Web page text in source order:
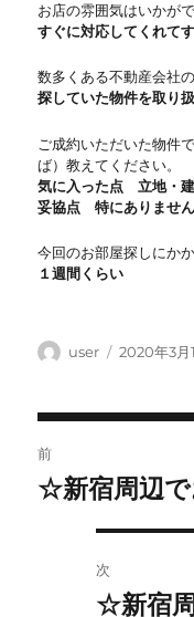
お店の雰囲気はいかが
すぐに対応してくれて
数多くある不動産会社
探していた物件を取り
ご成約いただいた物件
ば）教えてください。
気に入った点 立地・
妥協点 特にありません
今回のお部屋探しにか
１週間くらい
投
user
投
2020年3月
稿
ナ
前
前
の
☆新宿周辺
次
次
☆新宿